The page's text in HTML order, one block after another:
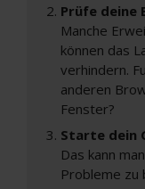
Prüfe deine
Manche
können das
verhindern.
anderen
Fenster?
Starte dein
Das kann
Probleme zu